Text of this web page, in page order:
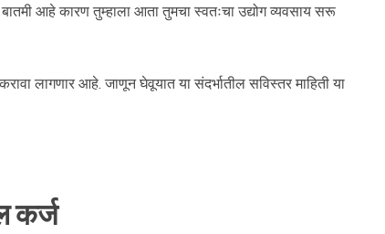
आहे कारण तुम्हाला आता तुमचा स्वतःचा उद्योग व्यवसाय सरू
लागणार आहे. जाणून घेवूयात या संदर्भातील सविस्तर माहिती या
कर्ज